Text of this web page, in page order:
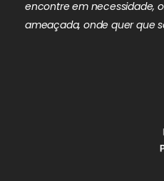
encontre em necessidade,
ameaçada, onde quer que